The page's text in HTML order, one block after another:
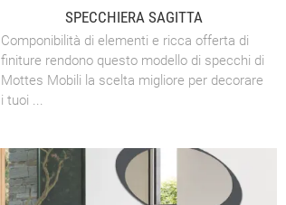
SPECCHIERA SAGITTA
Componibilità di elementi e ricca offerta di
finiture rendono questo modello di specchi di
Mottes Mobili la scelta migliore per decorare
i tuoi ...